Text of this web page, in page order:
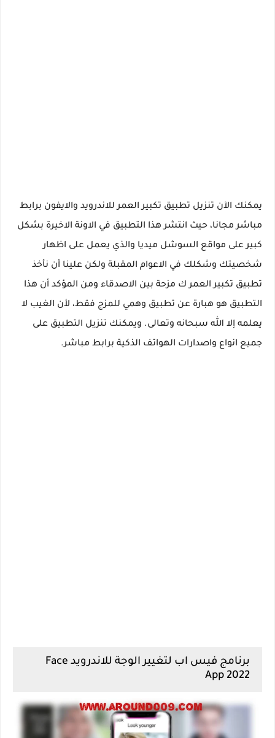
يمكنك الآن تنزيل تطبيق تكبير العمر للاندرويد والايفون برابط
مباشر مجانا، حيث انتشر هذا التطبيق في الاونة الاخيرة بشكل
كبير على مواقع السوشل ميديا والذي يعمل على اظهار
شخصيتك وشكلك في الاعوام المقبلة ولكن علينا أن نأخذ
تطبيق تكبير العمر ك مزحة بين الاصدقاء ومن المؤكد أن هذا
التطبيق هو هبارة عن تطبيق وهمي للمزج فقط، لأن الغيب لا
يعلمه إلا الله سبحانه وتعالى. ويمكنك تنزيل التطبيق على
جميع انواع واصدارات الهواتف الذكية برابط مباشر.
برنامج فيس اب لتغيير الوجة للاندرويد Face
App 2022